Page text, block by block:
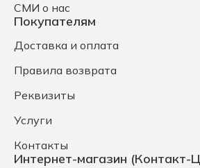
СМИ о нас
Покупателям
Доставка и оплата
Правила возврата
Реквизиты
Услуги
Контакты
Интернет-магазин (Контакт-